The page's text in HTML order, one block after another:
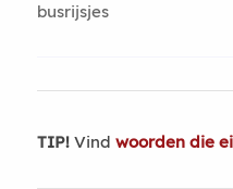
busrijsjes
TIP!Vind woorden die